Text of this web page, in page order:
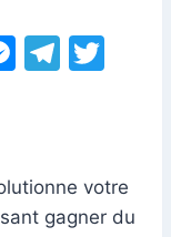
M
e
T
a votre
gagner du